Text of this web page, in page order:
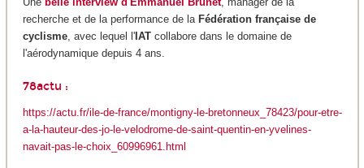
recherche et de la performance de la Fédération française de
cyclisme, avec lequel l'IAT collabore dans le domaine de
l'aérodynamique depuis 4 ans.
78actu :
https://actu.fr/ile-de-france/montigny-le-bretonneux_78423/pour-etre-
a-la-hauteur-des-jo-le-velodrome-de-saint-quentin-en-yvelines-
navait-pas-le-choix_60996961.html